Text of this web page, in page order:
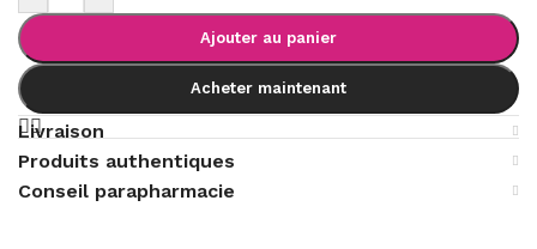
Ajouter au panier
Acheter maintenant
Livraison
Produits authentiques
Conseil parapharmacie